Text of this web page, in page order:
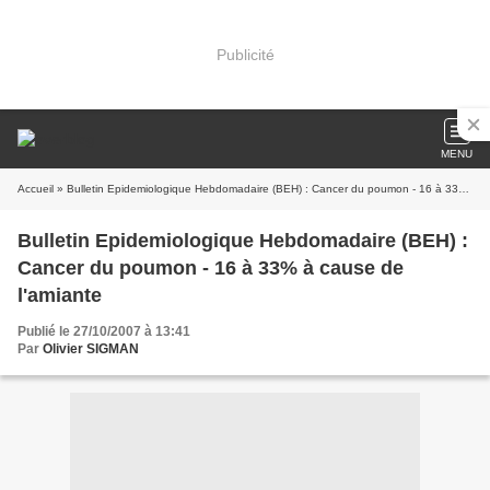
Publicité
MENU
Accueil » Bulletin Epidemiologique Hebdomadaire (BEH) : Cancer du poumon - 16 à 33% à cause de l'amiante
Bulletin Epidemiologique Hebdomadaire (BEH) :
Cancer du poumon - 16 à 33% à cause de
l'amiante
Publié le 27/10/2007 à 13:41
Par Olivier SIGMAN